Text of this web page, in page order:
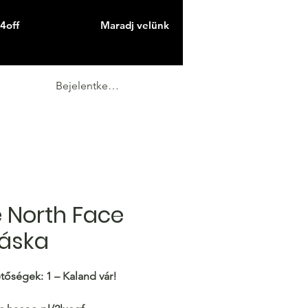
Maradj velünk
Bejelentkezés
North Face
1 – Kaland vár!